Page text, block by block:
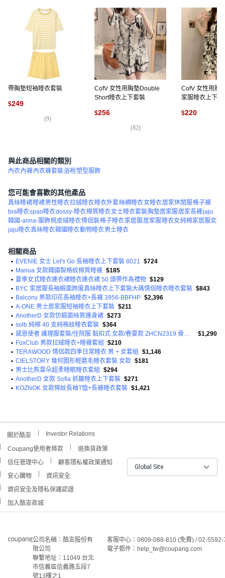
帶胸墊短袖睡衣套裝
$249
(9)
CofV 女性用胸墊Double
Short睡衣上下套裝
$256
(82)
CofV 女性用胸
家服睡衣上下套
$220
與此商品相關的類別
內衣內褲內衣褲套裝浴袍塑型服飾
您可能會喜歡的其他產品
真絲睡裙睡裙男性睡衣拉絨睡衣睡衣外套絲綢睡衣女睡衣居家休閒服格子褲
bra睡衣spao睡衣dossy-睡衣棉質睡衣女士睡衣套裝胸墊居家服居家長褲jaju
韓國-anna-服飾桃皮絨睡衣情侶裝格子睡衣家居服居家服睡衣女純棉家居服女
jaju睡衣真絲睡衣韓國睡衣動物睡衣男士睡衣
相關商品
• EVENIE 女士 Let's Go 長袖睡衣上下套裝 8021 $724
• Manua 女款韓國製格紋棉質睡褲 $185
• 夏季女式睡衣連衣裙睡衣連衣裙 50 頭帶作為禮物 $129
• BYC 家居服長袖緞面跨度真絲睡衣上下套裝大碼情侶睡衣睡衣套裝 $843
• Balcony 男款印花長袖睡衣+長褲 3956-BBFHP $2,396
• A-ONE 男士居家服短袖睡衣上下套裝 $211
• AnotherD 女款仿緞面絲質連身裙 $273
• solb 純棉 40 支純格紋睡衣套裝 $364
•
感恩使者 護理服套裝/住院服 黏扣式 女款/春夏款 ZHCN2319 骨折病人/臥床老人適用
$1,290
• FoxClub 男款拉絨睡衣+睡褲套組
$210
• TERAWOOD 情侶款四季日常睡衣 男 + 女套組
$1,146
• CIELSTORY 幾何圖形輕磨毛睡衣套裝 女款 $181
• 男士比熊雲朵超柔睡眠睡衣套組
$294
• AnotherD 女款 Sofia 抓皺睡衣上下套裝 $271
• KOZNOK 女款條紋長袖T恤+長褲睡衣套裝 $1,421
關於酷澎 Investor Relations
Coupang使用者條款
退換貨政策
信任管理中心
顧客隱私權政策通知
安心購物
資訊安全
資訊安全及隱私保護認證
加入酷澎商城
Global Site
公司名稱：酷澎股份有
限公司
聯繫地址：11049 台北
市信義區信義路五段7
號13樓之1
客服中心：0809-088-810 (免費) / 02-
電子郵件：help_tw@coupang.com